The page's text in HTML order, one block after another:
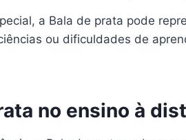
a Bala de prata pode
ou dificuldades de
no ensino à